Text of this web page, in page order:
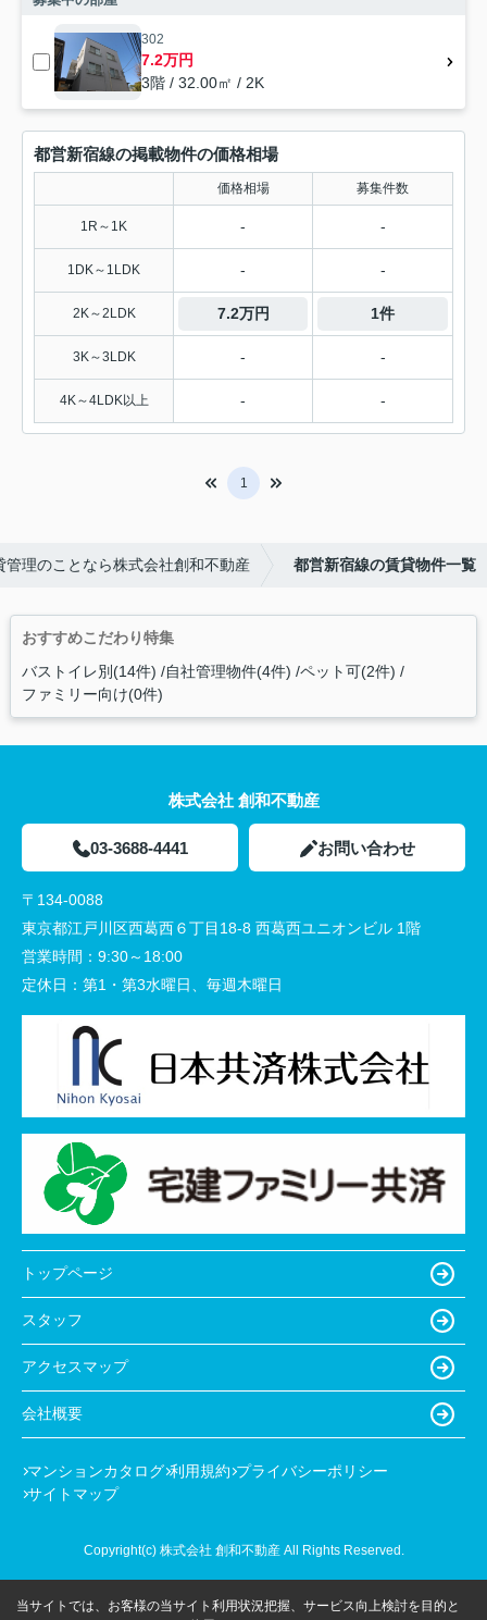
302
7.2万円
3階 / 32.00㎡ / 2K
都営新宿線の掲載物件の価格相場
価格相場 募集件数
1R～1K - -
1DK～1LDK - -
2K～2LDK 7.2万円 1件
3K～3LDK - -
4K～4LDK以上 - -
1
理のことなら株式会社創和不動産 都営新宿線の賃貸物件一覧
おすすめこだわり特集
バストイレ別(14件) 自社管理物件(4件) ペット可(2件)
ファミリー向け(0件)
株式会社 創和不動産
03-3688-4441 お問い合わせ
〒134-0088
東京都江戸川区西葛西６丁目18-8 西葛西ユニオンビル 1階
営業時間： 9:30～18:00
定休日： 第1・第3水曜日、毎週木曜日
トップページ
スタッフ
アクセスマップ
会社概要
マンションカタログ 利用規約 プライバシーポリシー
サイトマップ
Copyright(c) 株式会社 創和不動産 All Rights Reserved.
当サイトでは、お客様の当サイト利用状況把握、サービス向上検討を目的と